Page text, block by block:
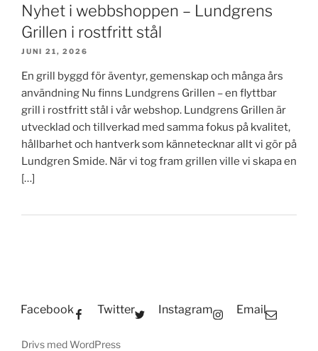
Nyhet i webbshoppen – Lundgrens
Grillen i rostfritt stål
JUNI 21, 2026
En grill byggd för äventyr, gemenskap och många års
användning Nu finns Lundgrens Grillen – en flyttbar
grill i rostfritt stål i vår webshop. Lundgrens Grillen är
utvecklad och tillverkad med samma fokus på kvalitet,
hållbarhet och hantverk som kännetecknar allt vi gör på
Lundgren Smide. När vi tog fram grillen ville vi skapa en
[…]
Facebook Twitter Instagram Email
Drivs med WordPress